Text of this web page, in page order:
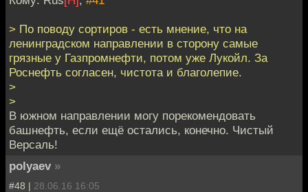
> По поводу сортиров - есть мнение, что на
ленинградском направлении в сторону самые
грязные у Газпромнефти, потом уже Лукойл. За
Роснефть согласен, чистота и благолепие.
>
>
В южном направлении могу порекомендовать
башнефть, если ещё остались, конечно. Чистый
Версаль!
polyaev »
#48 | 28.06.16 16:05